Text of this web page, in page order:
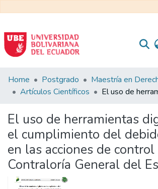
Communities
&
All of DSpace
Statistics
Home Postgrado
Artículos Científicos
El uso de herramientas
el cumplimiento del
en las acciones de
Contraloría General del